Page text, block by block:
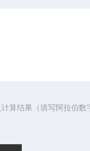
算结果（填写阿拉伯数